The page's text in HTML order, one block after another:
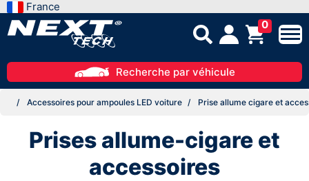
France
0
Recherche par véhicule
Accessoires pour ampoules LED voiture Prise allume cigare et
Prises allume-cigare et
accessoires